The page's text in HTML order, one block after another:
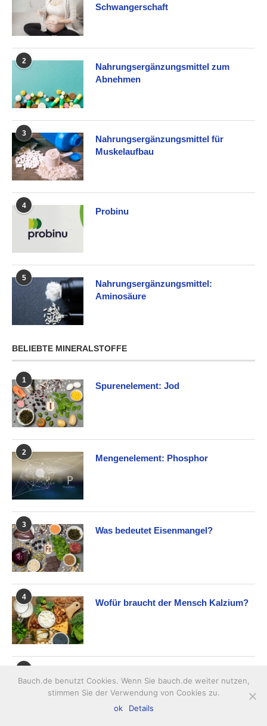
Schwangerschaft
2
Nahrungsergänzungsmittel zum
Abnehmen
3
Nahrungsergänzungsmittel für
Muskelaufbau
4
Probinu
5
Nahrungsergänzungsmittel:
Aminosäure
BELIEBTE MINERALSTOFFE
1
Spurenelement: Jod
2
Mengenelement: Phosphor
3
Was bedeutet Eisenmangel?
4
Wofür braucht der Mensch Kalzium?
Bauch.de benutzt Cookies. Wenn Sie bauch.de weiter nutzen,
stimmen Sie der Verwendung von Cookies zu.
ok
Details